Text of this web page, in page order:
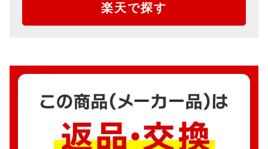
楽天で探す